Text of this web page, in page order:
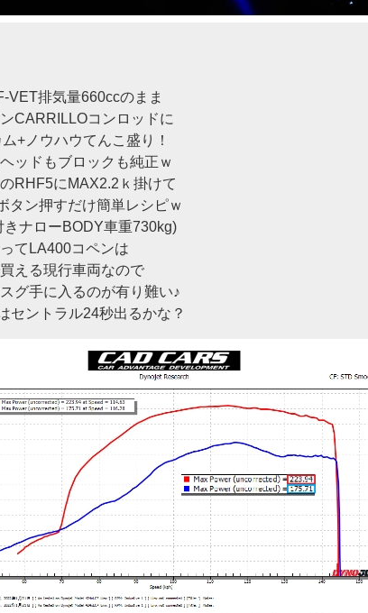
VET排気量660ccのまま
CARRILLOコンロッドに
+ノウハウてんこ盛り！
ッドもブロックも純正ｗ
RHF5にMAX2.2ｋ掛けて
タン押すだけ簡単レシピｗ
きナローBODY車重730kg)
てLA400コペンは
える現行車両なので
グ手に入るのが有り難い♪
セントラル24秒出るかな？